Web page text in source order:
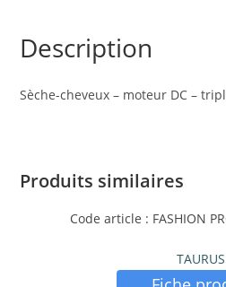
Description
Sèche-cheveux – moteur DC –
Produits similaires
Code article : FASHION
TAURUS